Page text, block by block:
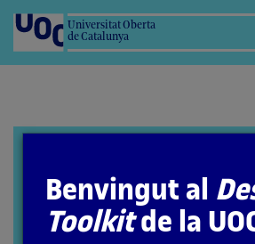
Universitat Oberta
de Catalunya
Benvingut al
Toolkitde la